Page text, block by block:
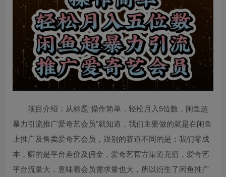
项目介绍：从标题“操作简单，轻松月入5位数，闲鱼超
暴力引流推广爱奇艺会员”就知道，我们主要做的就是在闲鱼
上推广及售卖爱奇艺会员，跟别的赛道不同的是：我们零成
本，赚的是平台差价及佣金，爱奇艺官方渠道充值，爱奇艺
平台流量大，意味着会员需求量也大，所以衍生了闲鱼推广